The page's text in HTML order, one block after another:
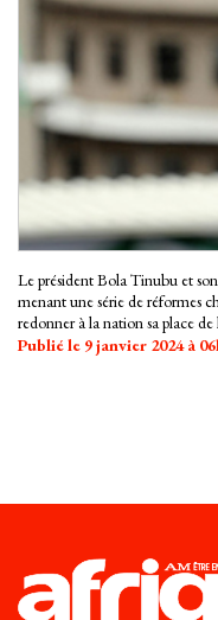
Le président Bola Tinubu et
menant une série de réformes
redonner à la nation sa place
Publié le 9 janvier 2024 à